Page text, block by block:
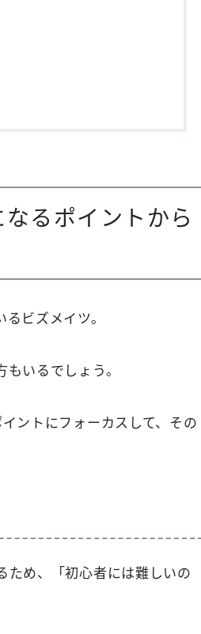
るポイントから
ビズメイツ。
いるでしょう。
ントにフォーカスして、その
ため、「初心者には難しいの